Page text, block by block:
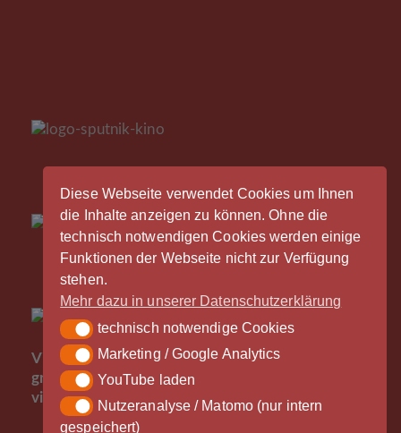
Diese Webseite verwendet Cookies um Ihnen
die Inhalte anzeigen zu können. Ohne die
technisch notwendigen Cookies werden einige
Funktionen der Webseite nicht zur Verfügung
stehen.
Mehr dazu in unserer Datenschutzerklärung
technisch notwendige Cookies
technisch notwendige Cookies
Marketing / Google Analytics
Marketing / Google Analytics
YouTube laden
YouTube laden
Nutzeranalyse / Matomo (nur intern gespeichert)
Nutzeranalyse / Matomo (nur intern
gespeichert)
Vinylrausch wäre nicht möglich ohne die
großzügige Unterstützung durch unsere Partner -
vielen Dank!